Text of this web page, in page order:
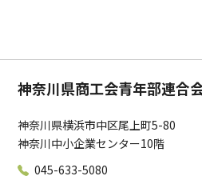
神奈川県商工会青年部連合
神奈川県横浜市中区尾上町5-80
神奈川中小企業センター10階
045-633-5080